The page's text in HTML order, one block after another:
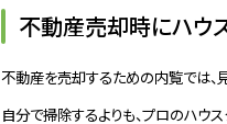
不動産売却時にハウ
不動産を売却するための内覧では、
自分で掃除するよりも、プロのハウ